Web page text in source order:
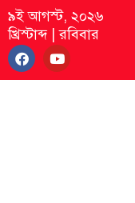
৯ই আগস্ট, ২০২৬
খ্রিস্টাব্দ|রবিবার